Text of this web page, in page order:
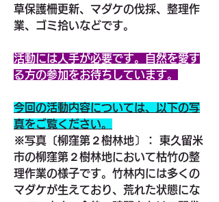
草保護柵更新、マダケの伐採、整理作
業、ゴミ拾いなどです。
活動には人手が必要です。自然を愛す
る方の参加をお待ちしています。
今回の活動内容については、以下の写
真をご覧ください。
※写真〔柳窪第２樹林地〕： 東久留米
市の柳窪第２樹林地において枯竹の整
理作業の様子です。竹林内には多くの
マダケが生えており、荒れた状態にな